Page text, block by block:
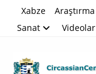
Xabze Araştırma
Sanat
Videolar